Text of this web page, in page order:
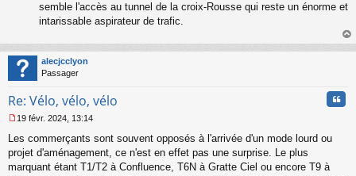
semble l'accès au tunnel de la croix-Rousse qui reste un énorme et
intarissable aspirateur de trafic.
au
alecjcclyon
Passager
Re: Vélo, vélo, vélo
e
s
19 févr. 2024, 13:14
Les commerçants sont souvent opposés à l'arrivée d'un mode lourd ou
projet d'aménagement, ce n'est en effet pas une surprise. Le plus
marquant étant T1/T2 à Confluence, T6N à Gratte Ciel ou encore T9 à